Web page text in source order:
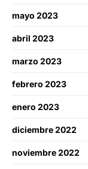
mayo 2023
abril 2023
marzo 2023
febrero 2023
enero 2023
diciembre 2022
noviembre 2022